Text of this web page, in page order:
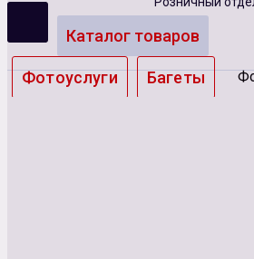
Каталог товаров
Фотоуслуги Багеты